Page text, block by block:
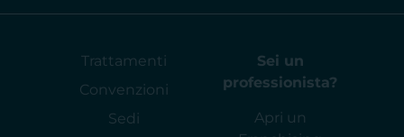
Trattamenti
Convenzioni
Sedi
Sei un
professionista?
Apri un